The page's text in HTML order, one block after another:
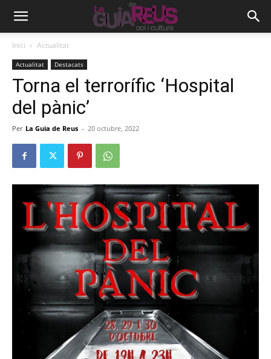
Inici Actualitat
Actualitat Destacats
Torna el terrorífic ‘Hospital
del pànic’
Per La Guia de Reus - 20 octubre, 2022